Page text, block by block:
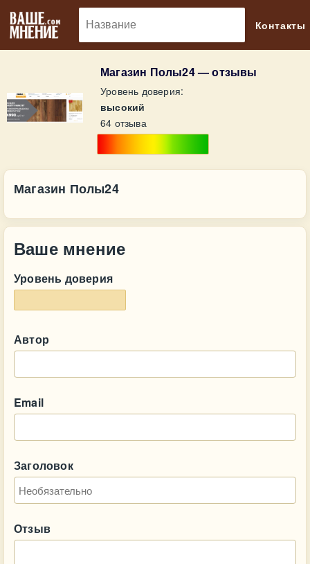
Контакты
Магазин Полы24 — отзывы
Уровень доверия:
высокий
64 отзыва
Магазин Полы24
Ваше мнение
Уровень доверия
Автор
Email
Заголовок
Отзыв